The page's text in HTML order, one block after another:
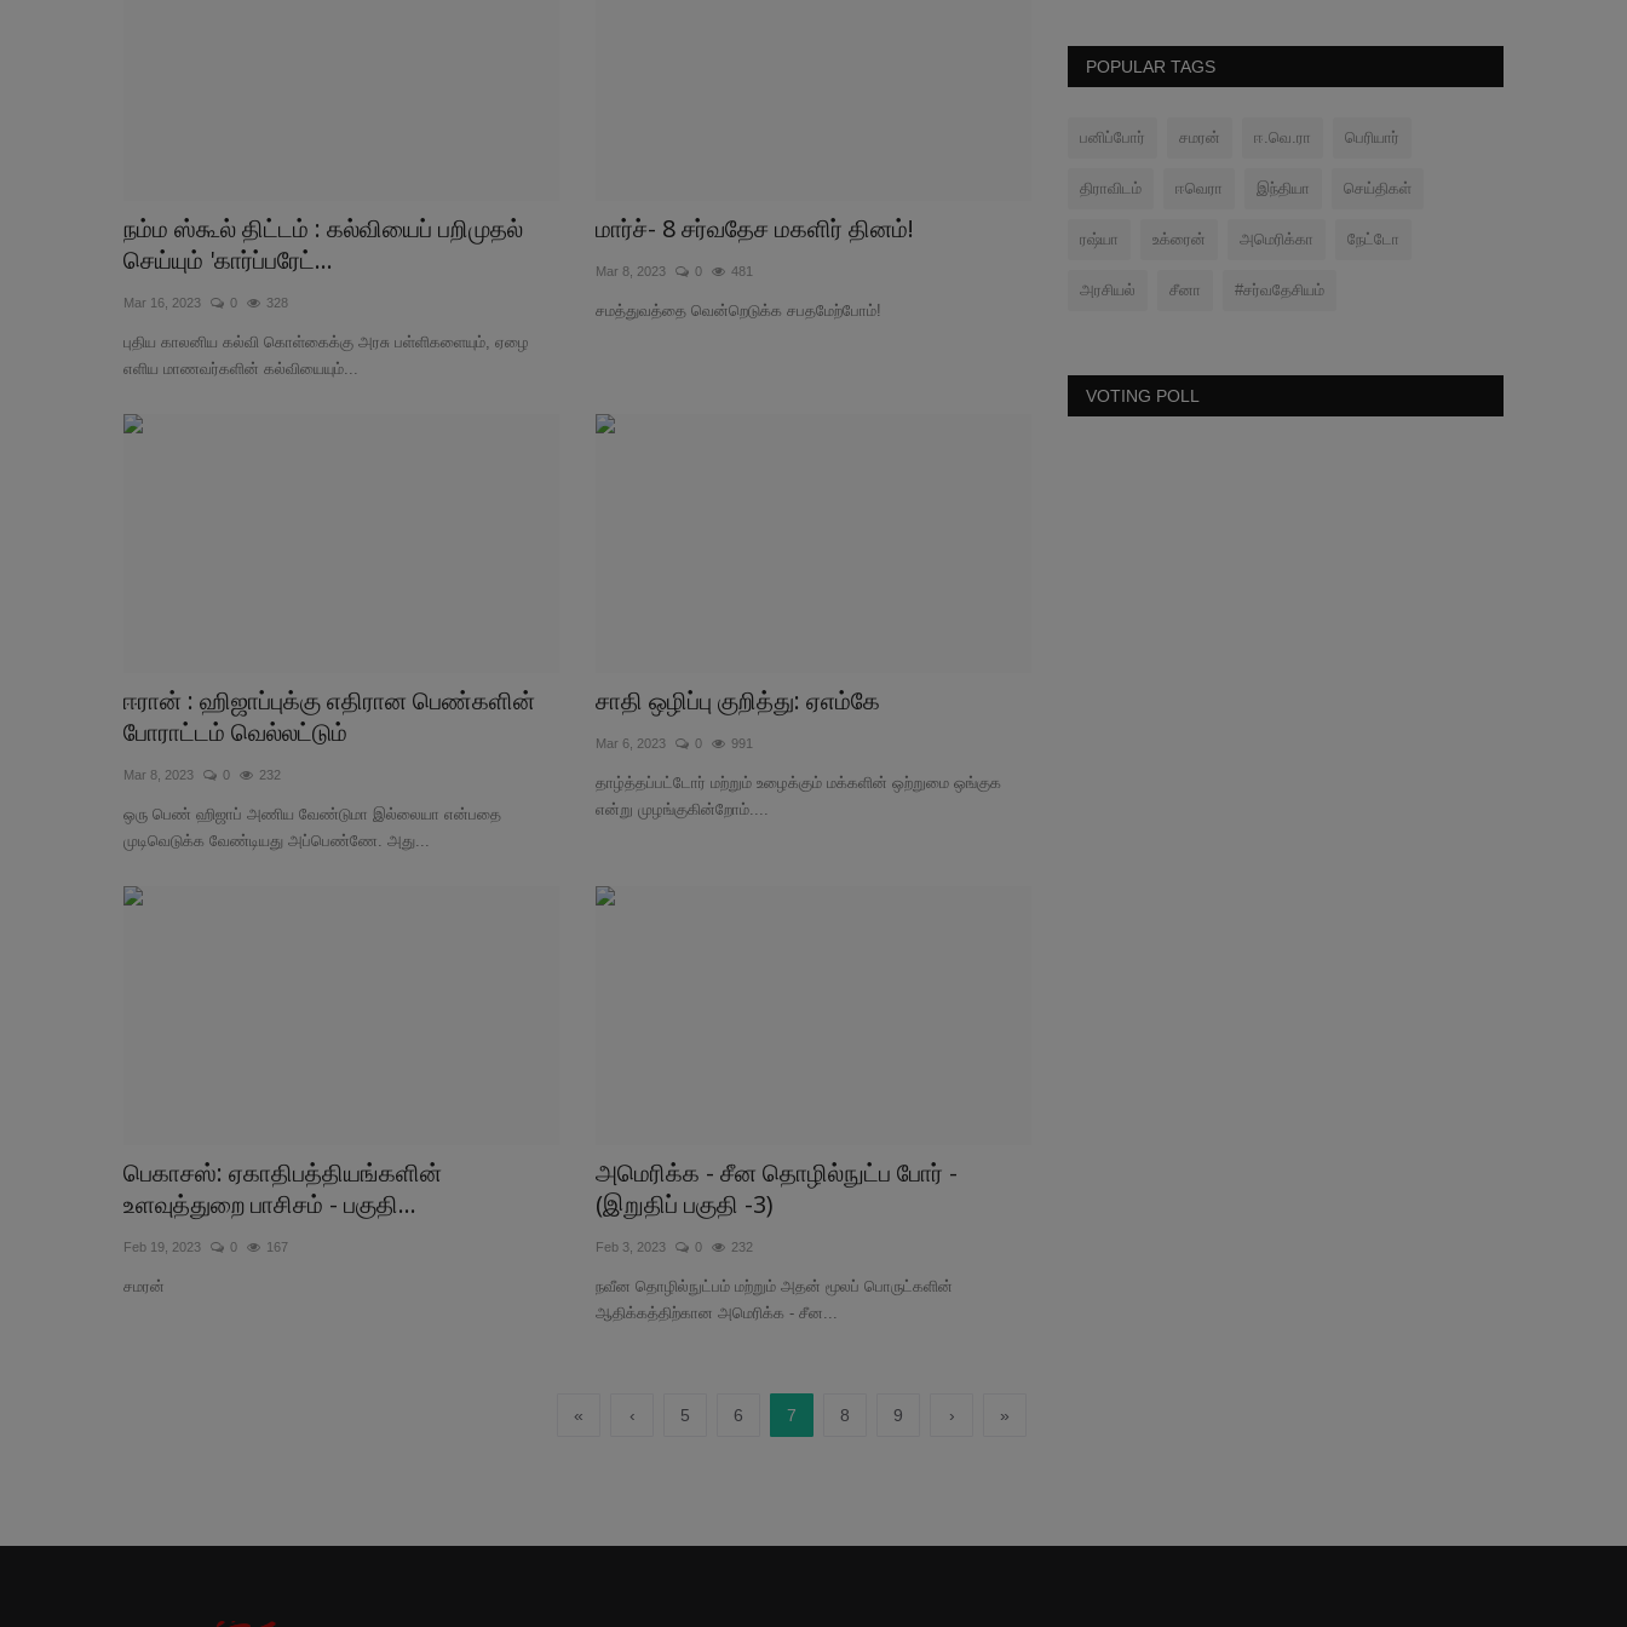
நம்ம ஸ்கூல் திட்டம் : கல்வியைப் பறிமுதல்
செய்யும் 'கார்ப்பரேட்...
Mar 16, 2023 0 328
புதிய காலனிய கல்வி கொள்கைக்கு அரசு பள்ளிகளையும், ஏழை
எளிய மாணவர்களின் கல்வியையும்...
மார்ச்- 8 சர்வதேச மகளிர் தினம்!
Mar 8, 2023 0 481
சமத்துவத்தை வென்றெடுக்க சபதமேற்போம்!
ஈரான் : ஹிஜாப்புக்கு எதிரான பெண்களின்
போராட்டம் வெல்லட்டும்
Mar 8, 2023 0 232
ஒரு பெண் ஹிஜாப் அணிய வேண்டுமா இல்லையா என்பதை
முடிவெடுக்க வேண்டியது அப்பெண்ணே. அது...
சாதி ஒழிப்பு குறித்து: ஏஎம்கே
Mar 6, 2023 0 991
தாழ்த்தப்பட்டோர் மற்றும் உழைக்கும் மக்களின் ஒற்றுமை ஒங்குக
என்று முழங்குகின்றோம்....
பெகாசஸ்: ஏகாதிபத்தியங்களின்
உளவுத்துறை பாசிசம் - பகுதி...
Feb 19, 2023 0 167
சமரன்
அமெரிக்க - சீன தொழில்நுட்ப போர் -
(இறுதிப் பகுதி -3)
Feb 3, 2023 0 232
நவீன தொழில்நுட்பம் மற்றும் அதன் மூலப் பொருட்களின்
ஆதிக்கத்திற்கான அமெரிக்க - சீன...
« ‹ 5 6 7 8 9 › »
POPULAR TAGS
பனிப்போர் சமரன் ஈ.வெ.ரா பெரியார்
திராவிடம் ஈவெரா இந்தியா செய்திகள்
ரஷ்யா உக்ரைன் அமெரிக்கா நேட்டோ
அரசியல் சீனா #சர்வதேசியம்
VOTING POLL